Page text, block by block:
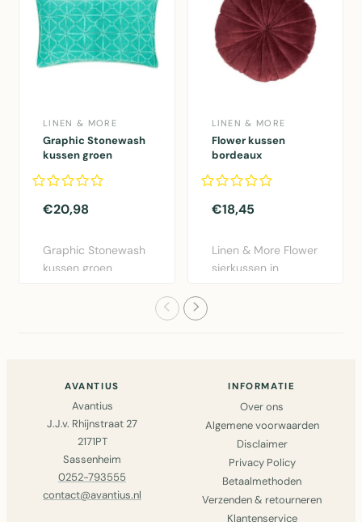
LINEN & MORE
Graphic Stonewash
kussen groen
€20,98
Graphic Stonewash
kussen groen
LINEN & MORE
Flower kussen
bordeaux
€18,45
Linen & More Flower
sierkussen in
AVANTIUS
Avantius
J.J.v. Rhijnstraat 27
2171PT
Sassenheim
0252-793555
contact@avantius.nl
INFORMATIE
Over ons
Algemene voorwaarden
Disclaimer
Privacy Policy
Betaalmethoden
Verzenden & retourneren
Klantenservice